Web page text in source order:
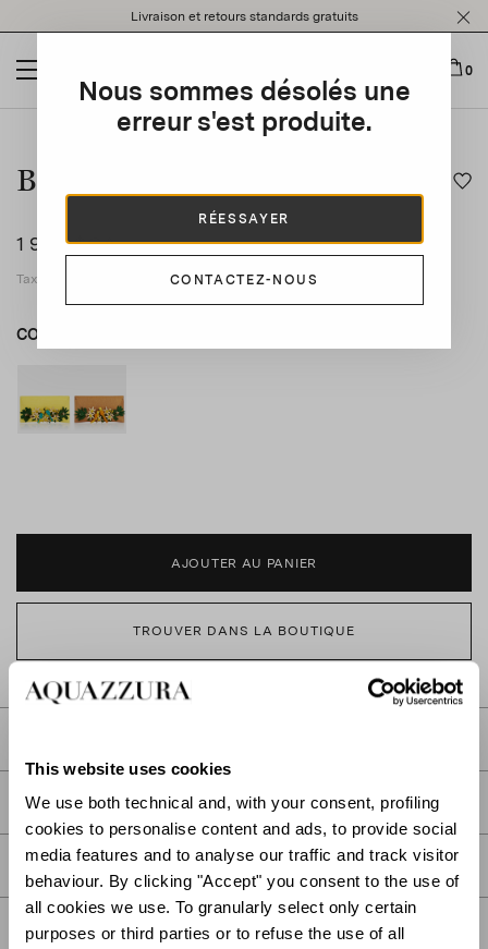
This website uses cookies
We use both technical and, with your consent, profiling
cookies to personalise content and ads, to provide social
media features and to analyse our traffic and track visitor
behaviour. By clicking "Accept" you consent to the use of
all cookies we use. To granularly select only certain
purposes or third parties or to refuse the use of all
note:
website
an
Livraison et retours standards gratuits
0
Nous sommes désolés une
erreur s'est produite.
RÉESSAYER
CONTACTEZ-NOUS
This is a carousel with auto-rotating slides. Activate any of
Birdsong Clutch
1 905 $CA
Taxes applicables incluses
COULEUR
AJOUTER AU PANIER
TROUVER DANS LA BOUTIQUE
DÉTAIL
SOIN